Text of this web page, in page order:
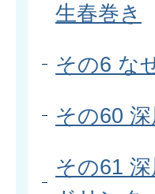
生春巻き
その6 な
その60
その61